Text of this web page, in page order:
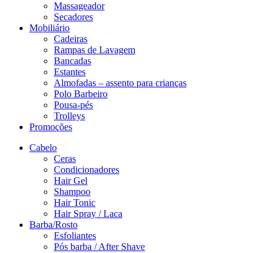
Massageador
Secadores
Mobiliário
Cadeiras
Rampas de Lavagem
Bancadas
Estantes
Almofadas – assento para crianças
Polo Barbeiro
Pousa-pés
Trolleys
Promoções
Cabelo
Ceras
Condicionadores
Hair Gel
Shampoo
Hair Tonic
Hair Spray / Laca
Barba/Rosto
Esfoliantes
Pós barba / After Shave